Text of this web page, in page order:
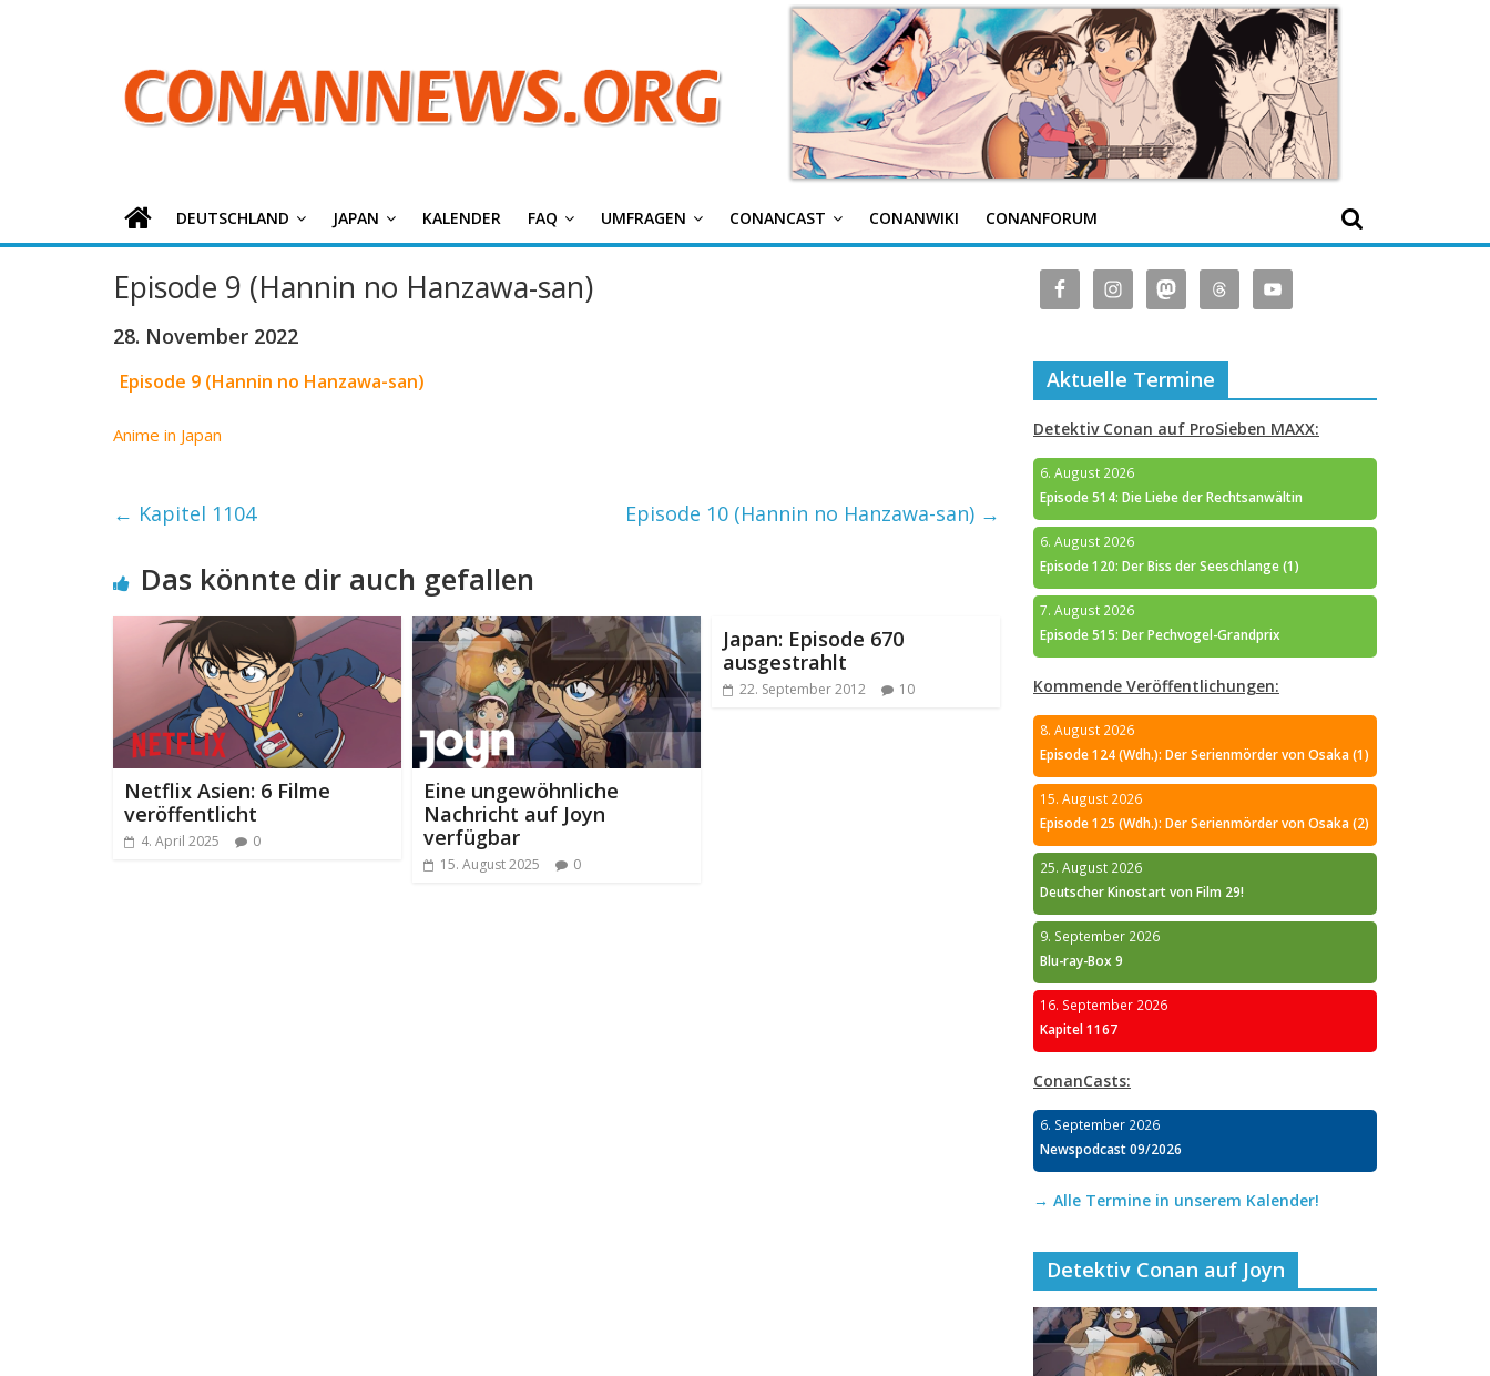
Detektiv
Conan
News
DEUTSCHLAND JAPAN KALENDER FAQ UMFRAGEN CONANCAST CONANWIKI CONANFORUM
Episode 9 (Hannin no Hanzawa-san)
28. November 2022
Episode 9 (Hannin no Hanzawa-san)
Anime in Japan
← Kapitel 1104 Episode 10 (Hannin no Hanzawa-san) →
Das könnte dir auch gefallen
Netflix Asien: 6 Filme
veröffentlicht
4. April 2025 0
Eine ungewöhnliche
Nachricht auf Joyn
verfügbar
15. August 2025 0
Japan: Episode 670
ausgestrahlt
22. September 2012 10
Aktuelle Termine
Detektiv Conan auf ProSieben MAXX:
6. August 2026
Episode 514: Die Liebe der Rechtsanwältin
6. August 2026
Episode 120: Der Biss der Seeschlange (1)
7. August 2026
Episode 515: Der Pechvogel-Grandprix
Kommende Veröffentlichungen:
8. August 2026
Episode 124 (Wdh.): Der Serienmörder von Osaka (1)
15. August 2026
Episode 125 (Wdh.): Der Serienmörder von Osaka (2)
25. August 2026
Deutscher Kinostart von Film 29!
9. September 2026
Blu-ray-Box 9
16. September 2026
Kapitel 1167
ConanCasts:
6. September 2026
Newspodcast 09/2026
→ Alle Termine in unserem Kalender!
Detektiv Conan auf Joyn